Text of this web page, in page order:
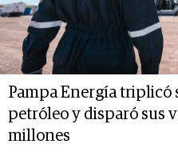
Pampa Energía triplicó
petróleo y disparó sus
millones